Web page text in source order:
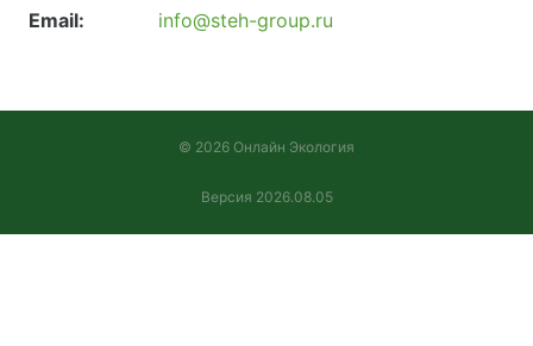
Email:
info@steh-group.ru
© 2026 Онлайн Экология
Версия 2026.08.05